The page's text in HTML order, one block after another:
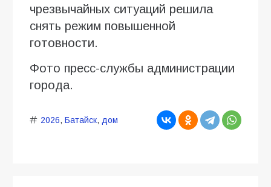
чрезвычайных ситуаций решила
снять режим повышенной
готовности.
Фото пресс-службы администрации
города.
2026, Батайск, дом